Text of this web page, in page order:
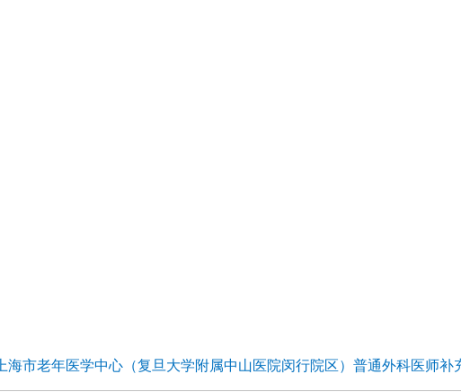
上海市老年医学中心（复旦大学附属中山医院闵行院区）普通外科医师补